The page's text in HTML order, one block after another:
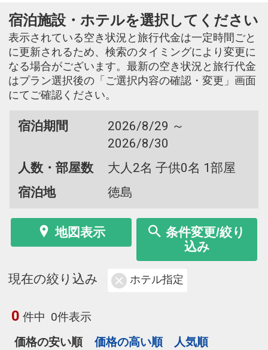
宿泊施設・ホテルを選択してください
表示されている空き状況と旅行代金は一定時間ごと
に更新されるため、検索のタイミングにより変更に
なる場合がございます。最新の空き状況と旅行代金
はプラン選択後の「ご選択内容の確認・変更」画面
にてご確認ください。
宿泊期間
2026/8/29 ～
2026/8/30
人数・部屋数
大人2名 子供0名 1部屋
宿泊地
徳島
地図表示
条件変更/絞り
込み
現在の絞り込み ホテル指定
0 件中 0件表示
価格の安い順
価格の高い順 人気順